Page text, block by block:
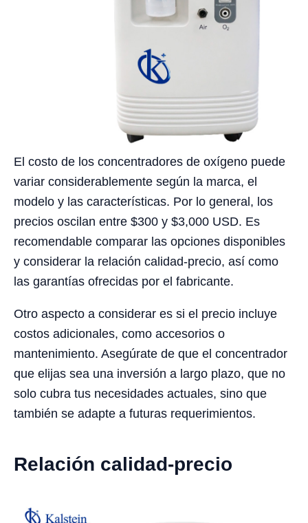
El costo de los concentradores de oxígeno puede
variar considerablemente según la marca, el
modelo y las características. Por lo general, los
precios oscilan entre $300 y $3,000 USD. Es
recomendable comparar las opciones disponibles
y considerar la relación calidad-precio, así como
las garantías ofrecidas por el fabricante.
Otro aspecto a considerar es si el precio incluye
costos adicionales, como accesorios o
mantenimiento. Asegúrate de que el concentrador
que elijas sea una inversión a largo plazo, que no
solo cubra tus necesidades actuales, sino que
también se adapte a futuras requerimientos.
Relación calidad-precio